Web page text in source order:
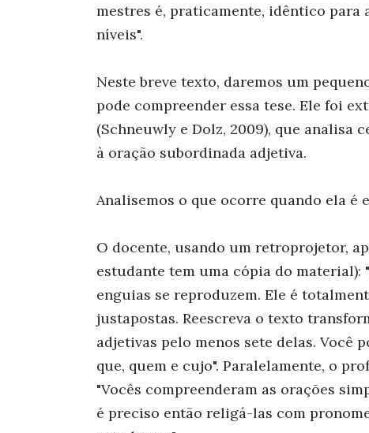
mestres é, praticamente, idêntico para
níveis".
Neste breve texto, daremos um
pode compreender essa tese. Ele foi
(Schneuwly e Dolz, 2009), que analisa
à oração subordinada adjetiva.
Analisemos o que ocorre quando ela é
O docente, usando um retroprojetor,
estudante tem uma cópia do material):
enguias se reproduzem. Ele é
justapostas. Reescreva o texto
adjetivas pelo menos sete delas. Você
que, quem e cujo". Paralelamente, o
"Vocês compreenderam as orações
é preciso então religá-las com